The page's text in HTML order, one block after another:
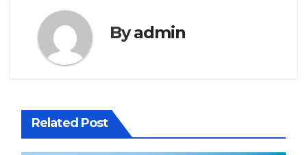
Byadmin
Related Post